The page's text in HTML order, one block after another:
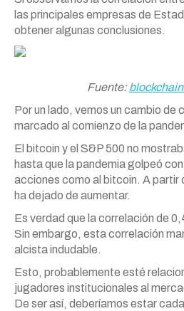
las principales empresas de
obtener algunas conclusiones.
Fuente:
Por un lado, vemos un cambio de
marcado al comienzo de la
El bitcoin y el S&P 500 no
hasta que la pandemia golpeó
acciones como al bitcoin. A partir
ha dejado de aumentar.
Es verdad que la correlación de
Sin embargo, esta correlación
alcista indudable.
Esto, probablemente esté
jugadores institucionales al
De ser así, deberíamos estar